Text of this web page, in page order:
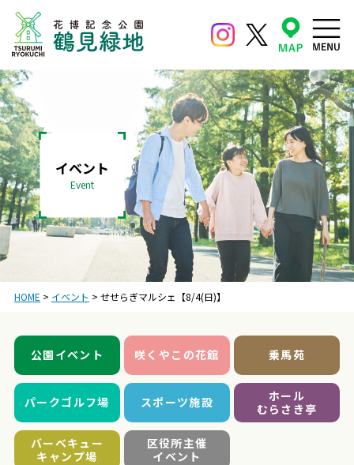
イベント
Event
HOME > イベント > せせらぎマルシェ【8/4(日)】
公園イベント 咲くやこの花館 乗馬苑
パークゴルフ場 スポーツ施設
ホール
むらさき亭
バーベキュー
キャンプ場
区役所主催
イベント